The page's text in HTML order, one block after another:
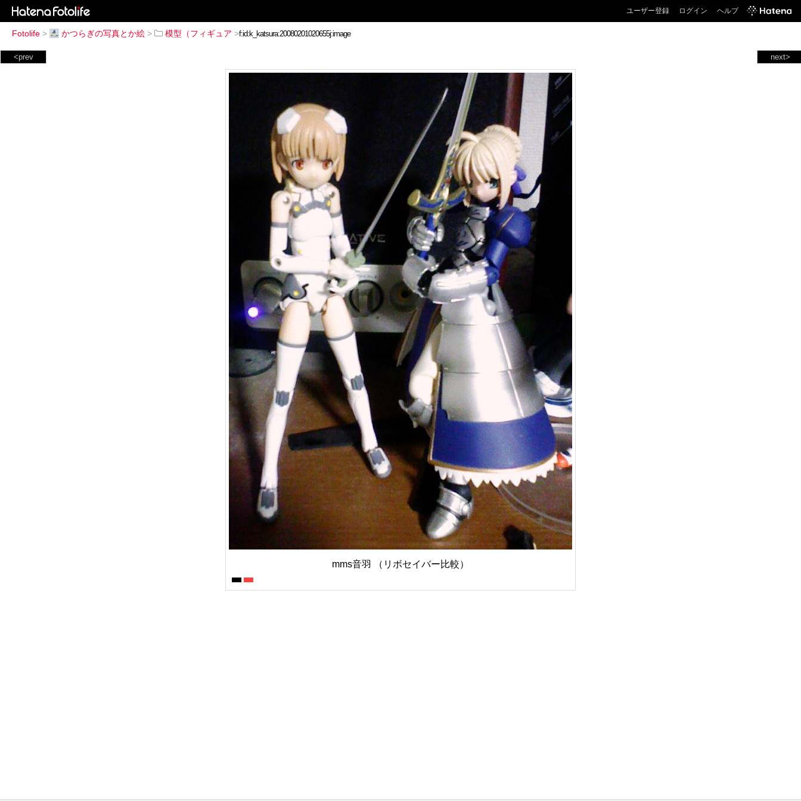
ユーザー登録 ログイン ヘルプ
Fotolife > かつらぎの写真とか絵 > 模型（フィギュア >
next>
<prev
mms音羽 （リボセイバー比較）